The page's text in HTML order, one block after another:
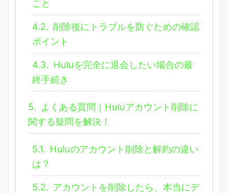
こと
4.2. 削除後にトラブルを防ぐための確認
ポイント
4.3. Huluを完全に退会したい場合の最
終手続き
5. よくある質問｜Huluアカウント削除に
関する疑問を解決！
5.1. Huluのアカウント削除と解約の違い
は？
5.2. アカウントを削除したら、本当にデ